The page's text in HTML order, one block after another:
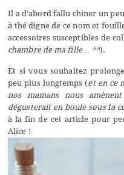
Il a d’abord fallu chiner un
à thé digne de ce nom et
accessoires susceptibles de
chambre de ma fille… ^^).
Et si vous souhaitez
peu plus longtemps (et en ce
nos mamans nous
dégusterait en boule sous la
à la fin de cet article pour
Alice !